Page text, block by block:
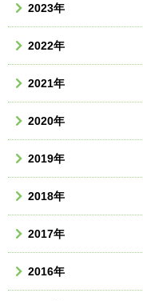
2023年
2022年
2021年
2020年
2019年
2018年
2017年
2016年